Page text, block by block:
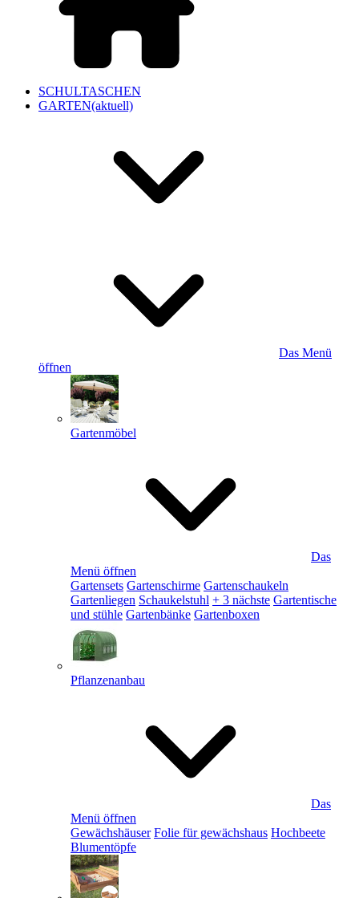
SCHULTASCHEN
GARTEN(aktuell)
Das Menü
öffnen
Gartenmöbel
Das
Menü öffnen
Gartensets Gartenschirme Gartenschaukeln
Gartenliegen Schaukelstuhl + 3 nächste Gartentische
und stühle Gartenbänke Gartenboxen
Pflanzenanbau
Das
Menü öffnen
Gewächshäuser Folie für gewächshaus Hochbeete
Blumentöpfe